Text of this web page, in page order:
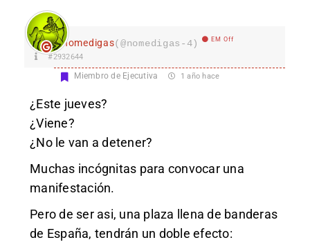
nomedigas(@nomedigas-4) EM Off
#2932644
Miembro de Ejecutiva 1 año hace
¿Este jueves?
¿Viene?
¿No le van a detener?
Muchas incógnitas para convocar una
manifestación.
Pero de ser asi, una plaza llena de banderas
de España, tendrán un doble efecto: